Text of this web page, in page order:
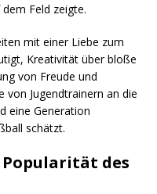
Feld zeigte.
mit einer Liebe zum
Kreativität über bloße
von Freude und
von Jugendtrainern an die
eine Generation
schätzt.
des